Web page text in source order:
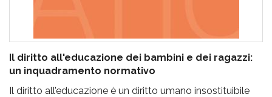
Il diritto all'educazione dei bambini e dei ragazzi:
un inquadramento normativo
Il diritto all’educazione è un diritto umano insostituibile